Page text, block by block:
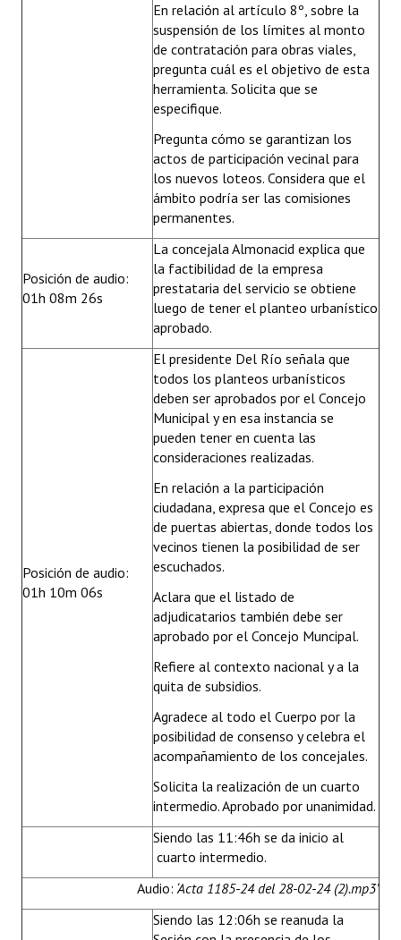
En relación al artículo 8º, sobre la
suspensión de los límites al monto
de contratación para obras viales,
pregunta cuál es el objetivo de esta
herramienta. Solicita que se
especifique.
Pregunta cómo se garantizan los
actos de participación vecinal para
los nuevos loteos. Considera que el
ámbito podría ser las comisiones
permanentes.
Posición de audio:
01h 08m 26s
La concejala Almonacid explica que
la factibilidad de la empresa
prestataria del servicio se obtiene
luego de tener el planteo urbanístico
aprobado.
Posición de audio:
01h 10m 06s
El presidente Del Río señala que
todos los planteos urbanísticos
deben ser aprobados por el Concejo
Municipal y en esa instancia se
pueden tener en cuenta las
consideraciones realizadas.
En relación a la participación
ciudadana, expresa que el Concejo es
de puertas abiertas, donde todos los
vecinos tienen la posibilidad de ser
escuchados.
Aclara que el listado de
adjudicatarios también debe ser
aprobado por el Concejo Muncipal.
Refiere al contexto nacional y a la
quita de subsidios.
Agradece al todo el Cuerpo por la
posibilidad de consenso y celebra el
acompañamiento de los concejales.
Solicita la realización de un cuarto
intermedio. Aprobado por unanimidad.
Siendo las 11:46h se da inicio al
cuarto intermedio.
Audio: ‘Acta 1185-24 del 28-02-24 (2).mp3’
Siendo las 12:06h se reanuda la